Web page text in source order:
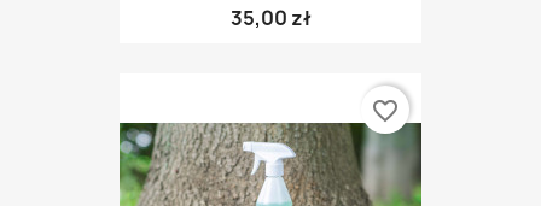
35,00 zł
favorite_border